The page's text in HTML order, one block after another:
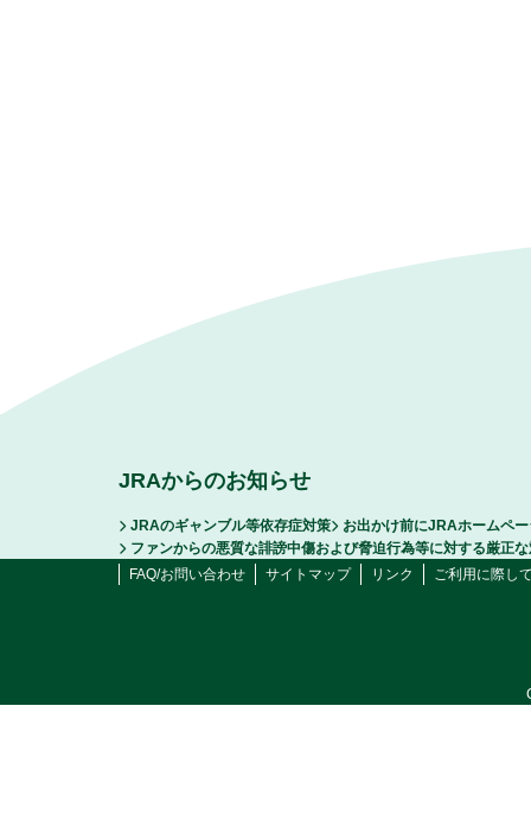
JRAからのお知らせ
JRAのギャンブル等依存症対策
お出かけ前にJRAホームペ
ファンからの悪質な誹謗中傷および脅迫行為等に対する厳正
FAQ/お問い合わせ
サイトマップ リンク ご利用に際し